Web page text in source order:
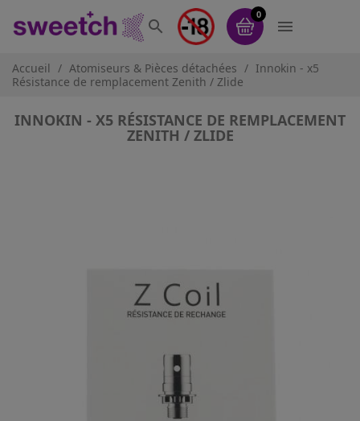

0

Accueil Atomiseurs & Pièces détachées
Innokin - x5
Résistance de remplacement Zenith / Zlide
INNOKIN - X5 RÉSISTANCE DE REMPLACEMENT
ZENITH / ZLIDE